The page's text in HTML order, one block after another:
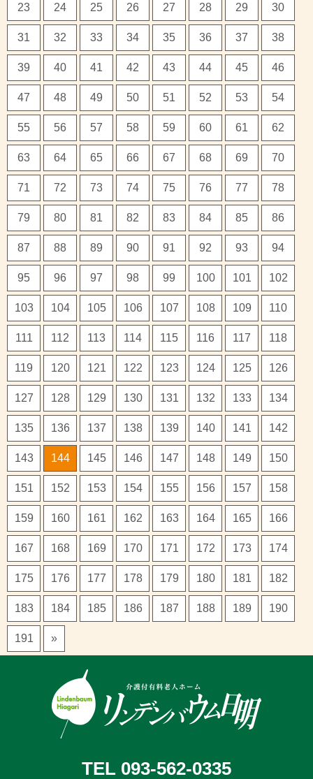
23 24 25 26 27 28 29 30
31 32 33 34 35 36 37 38
39 40 41 42 43 44 45 46
47 48 49 50 51 52 53 54
55 56 57 58 59 60 61 62
63 64 65 66 67 68 69 70
71 72 73 74 75 76 77 78
79 80 81 82 83 84 85 86
87 88 89 90 91 92 93 94
95 96 97 98 99 100 101 102
103 104 105 106 107 108 109 110
111 112 113 114 115 116 117 118
119 120 121 122 123 124 125 126
127 128 129 130 131 132 133 134
135 136 137 138 139 140 141 142
143 144 145 146 147 148 149 150
151 152 153 154 155 156 157 158
159 160 161 162 163 164 165 166
167 168 169 170 171 172 173 174
175 176 177 178 179 180 181 182
183 184 185 186 187 188 189 190
191 »
TEL 093-562-0335